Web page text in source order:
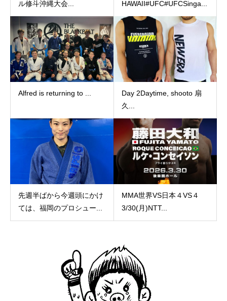
ル修斗沖縄大会...
️HAWAII#UFC#UFCSinga...
Alfred is returning to ...
Day 2Daytime, shooto 扇
久...
先週半ばから今週頭にかけ
ては、福岡のプロシュー...
MMA世界VS日本４VS４
3/30(月)NTT...